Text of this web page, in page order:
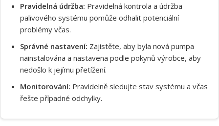
Pravidelná údržba: Pravidelná kontrola a údržba
palivového systému pomůže odhalit potenciální
problémy včas.
Správné nastavení: Zajistěte, aby byla nová pumpa
nainstalována a nastavena podle pokynů výrobce, aby
nedošlo k jejímu přetížení.
Monitorování: Pravidelně sledujte stav systému a včas
řešte případné odchylky.